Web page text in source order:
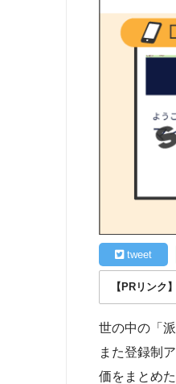
tweet
【PRリンク
世の中の「
また登録制
価をまとめ